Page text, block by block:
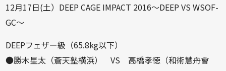
12月17日(土）DEEP CAGE IMPACT 2016～DEEP VS WSOF-
GC～
DEEPフェザー級（65.8kg以下）
●勝木星太（蒼天塾横浜） VS 高橋孝徳（和術慧舟會